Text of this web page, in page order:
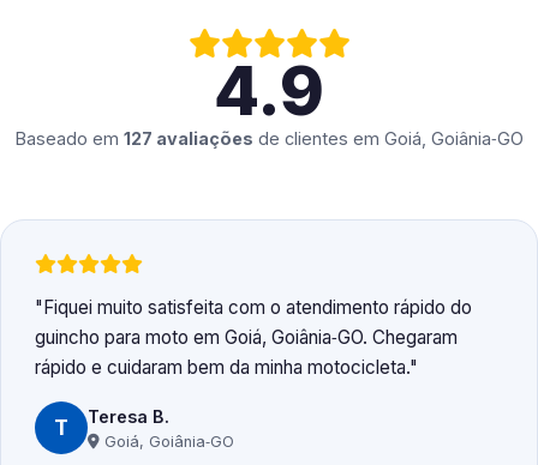
4.9
Baseado em 127 avaliações de clientes em Goiá, Goiânia‑GO
Fiquei muito satisfeita com o atendimento rápido do
guincho para moto em Goiá, Goiânia‑GO. Chegaram
rápido e cuidaram bem da minha motocicleta.
T Teresa B.
Goiá, Goiânia‑GO